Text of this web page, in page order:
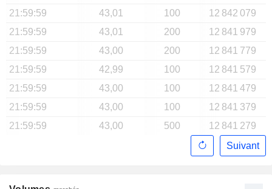
21:59:59
43,01 100
12 842 079
21:59:59
43,01 200
12 841 979
21:59:59
43,00 200
12 841 779
21:59:59
42,99 100
12 841 579
21:59:59
43,00 100
12 841 479
21:59:59
43,00 100
12 841 379
21:59:59
43,00 500
12 841 279
Suivant